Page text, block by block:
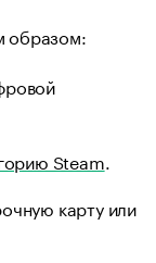
образом:
Steam.
карту или